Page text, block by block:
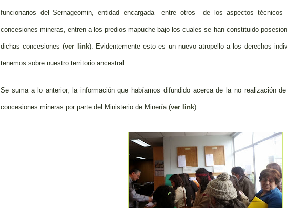
funcionarios del Sernageomin, entidad encargada –entre otros– de los aspectos
concesiones mineras, entren a los predios mapuche bajo los cuales se han constituido
dichas concesiones (ver link). Evidentemente esto es un nuevo atropello a los derechos
tenemos sobre nuestro territorio ancestral.
Se suma a lo anterior, la información que habíamos difundido acerca de la no realización
concesiones mineras por parte del Ministerio de Minería (ver link).